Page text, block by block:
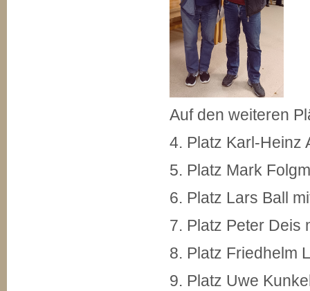
Auf den weiteren
4. Platz Karl-Heinz
5. Platz Mark
6. Platz Lars Ball
7. Platz Peter Deis
8. Platz Friedhelm
9. Platz Uwe